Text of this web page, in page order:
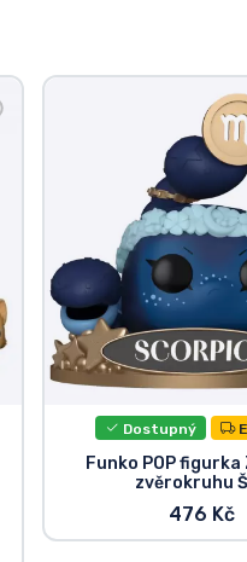
Dostupný
Funko POP figurka
zvěrokruhu
476 Kč